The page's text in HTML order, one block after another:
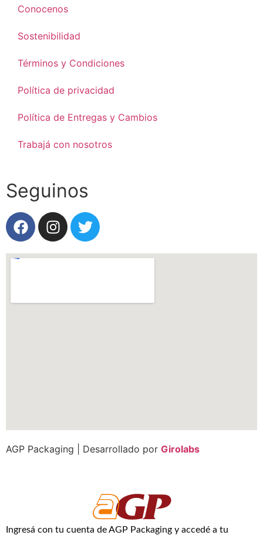
Conocenos
Sostenibilidad
Términos y Condiciones
Política de privacidad
Política de Entregas y Cambios
Trabajá con nosotros
Seguinos
AGP Packaging | Desarrollado por Girolabs
Ingresá con tu cuenta de AGP Packaging y accedé a tu